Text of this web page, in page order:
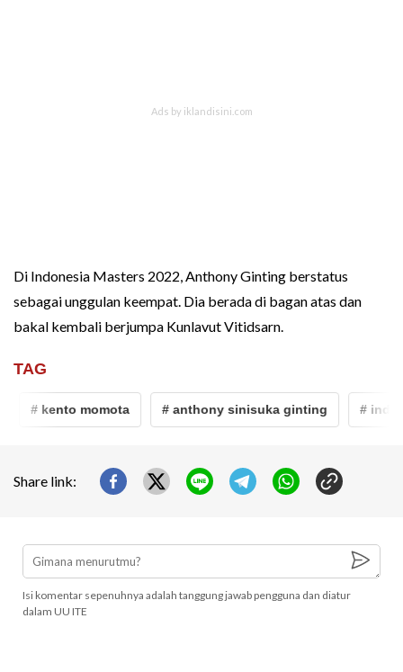
Di Indonesia Masters 2022, Anthony Ginting berstatus
sebagai unggulan keempat. Dia berada di bagan atas dan
bakal kembali berjumpa Kunlavut Vitidsarn.
TAG
# kento momota # anthony sinisuka ginting #
Share link:
Isi komentar sepenuhnya adalah tanggung jawab pengguna dan diatur
dalam UU ITE